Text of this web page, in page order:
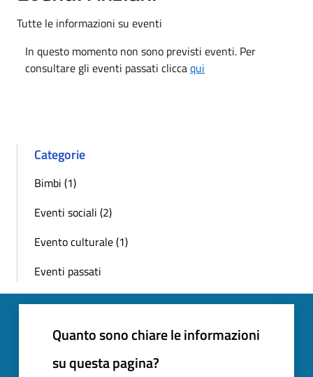
Tutte le informazioni su eventi
In questo momento non sono previsti eventi. Per
consultare gli eventi passati cliccaqui
Categorie
Bimbi (1)
Eventi sociali (2)
Evento culturale (1)
Eventi passati
Quanto sono chiare le informazioni
su questa pagina?